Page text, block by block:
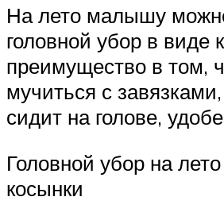
На лето малышу
головной убор в виде
преимущество в том,
мучиться с
сидит на голове,
Головной убор на
косынки